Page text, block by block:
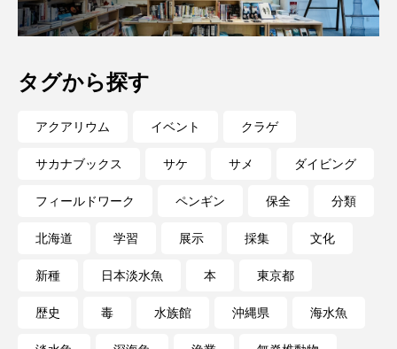
自然 自然保護 自由研究
軟体動物 軟骨魚類 近畿大学 進化
郷土料理 酒 釣り 鑑賞魚
長崎ペンギン水族館 雑貨 雷魚
タグから探す
アクアリウム イベント クラゲ
サカナブックス サケ サメ ダイビング
フィールドワーク ペンギン 保全 分類
北海道 学習 展示 採集 文化
新種 日本淡水魚 本 東京都
歴史 毒 水族館 沖縄県 海水魚